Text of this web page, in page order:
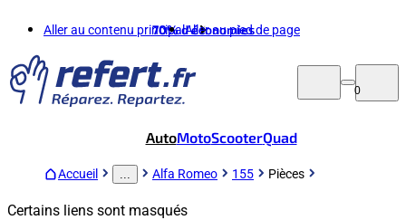
Aller au contenu principalAller au pied de page
70%d'économies
0
AutoMotoScooterQuad
Accueil Alfa Romeo 155 Pièces
Certains liens sont masqués